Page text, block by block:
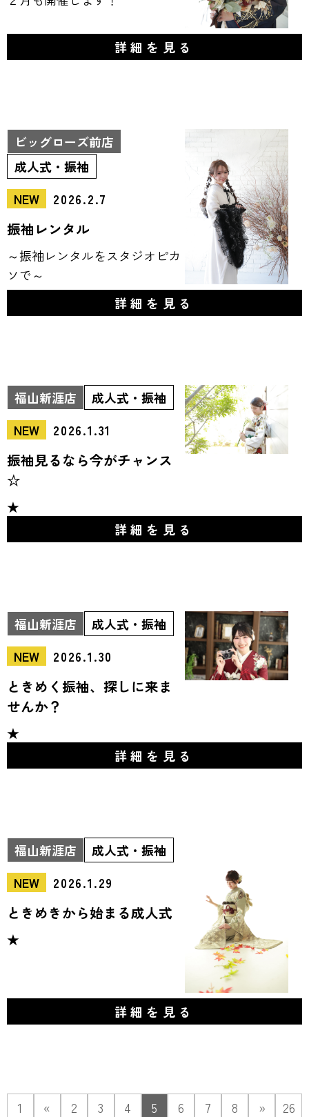
詳細を見る
ビッグローズ前店
成人式・振袖
NEW
2026.2.7
振袖レンタル
～振袖レンタルをスタジオピカ
ソで～
詳細を見る
福山新涯店
成人式・振袖
NEW
2026.1.31
振袖見るなら今がチャンス
☆
★
詳細を見る
福山新涯店
成人式・振袖
NEW
2026.1.30
ときめく振袖、探しに来ま
せんか？
★
詳細を見る
福山新涯店
成人式・振袖
NEW
2026.1.29
ときめきから始まる成人式
★
詳細を見る
1 « 2 3 4 5 6 7 8 » 26